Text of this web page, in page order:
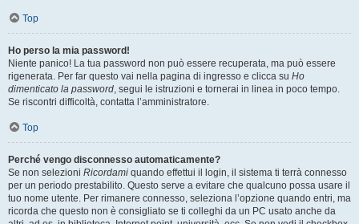
Top
Ho perso la mia password!
Niente panico! La tua password non può essere recuperata, ma può essere
rigenerata. Per far questo vai nella pagina di ingresso e clicca su Ho
dimenticato la password, segui le istruzioni e tornerai in linea in poco tempo.
Se riscontri difficoltà, contatta l’amministratore.
Top
Perché vengo disconnesso automaticamente?
Se non selezioni Ricordami quando effettui il login, il sistema ti terrà connesso
per un periodo prestabilito. Questo serve a evitare che qualcuno possa usare il
tuo nome utente. Per rimanere connesso, seleziona l’opzione quando entri, ma
ricorda che questo non è consigliato se ti colleghi da un PC usato anche da